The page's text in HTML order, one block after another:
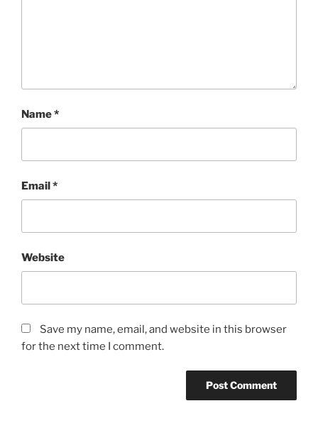
Name*
Email*
Website
Save my name, email, and website in this browser
for the next time I comment.